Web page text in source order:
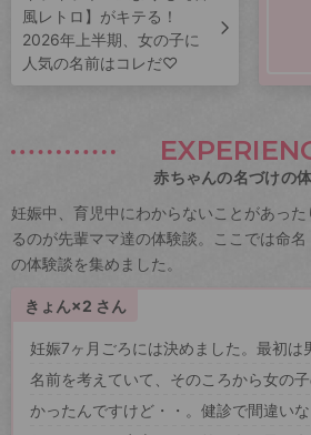
風レトロ】がキテる！
2026年上半期、女の子に
人気の名前はコレだ♡
赤ちゃんの名づけの
妊娠中、育児中にわからないことがあっ
るのが先輩ママ達の体験談。ここでは命
の体験談を集めました。
きょん×2 さん
妊娠7ヶ月ごろには決めました。最初は
名前を考えていて、そのころから女の
かったんですけど・・。健診で間違い